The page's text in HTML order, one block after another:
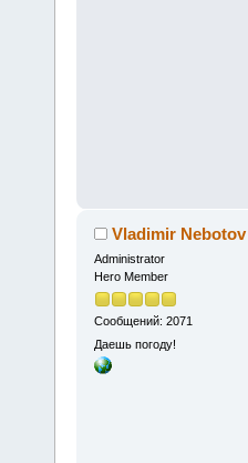
Vladimir Nebotov
Administrator
Hero Member
Сообщений: 2071
Даешь погоду!